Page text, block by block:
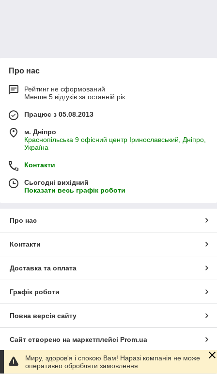
Про нас
Рейтинг не сформований
Менше 5 відгуків за останній рік
Працює з 05.08.2013
м. Дніпро
Краснопільська 9 офісний центр Іринославський, Дніпро,
Україна
Контакти
Сьогодні вихідний
Показати весь графік роботи
Про нас
Контакти
Доставка та оплата
Графік роботи
Повна версія сайту
Сайт створено на маркетплейсі Prom.ua
Політика конфіденційності
Миру, здоров'я і спокою Вам! Наразі компанія не може
оперативно обробляти замовлення